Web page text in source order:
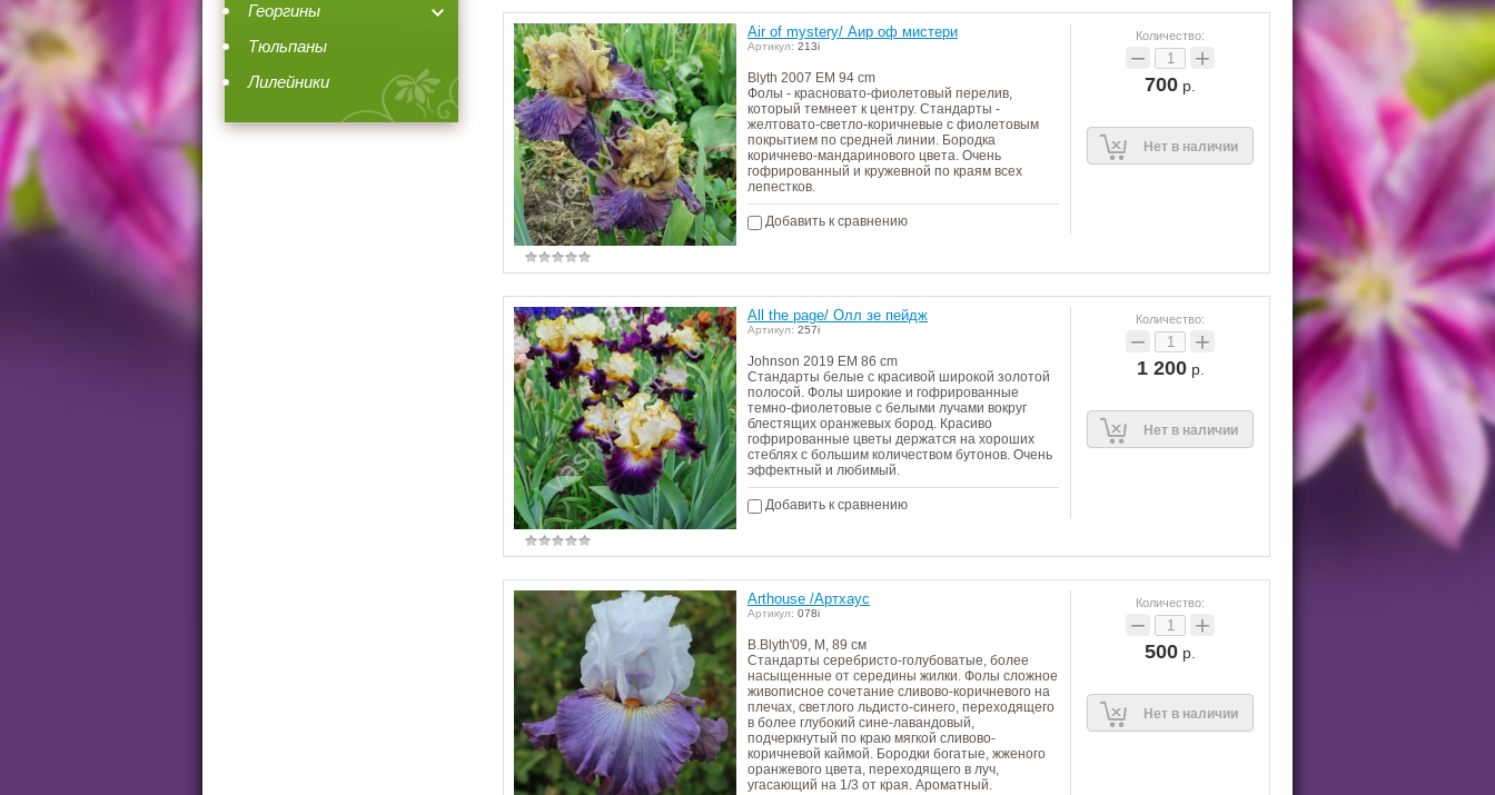
Количество:
− +
700 р.
Нет в наличии
Air of mystery/ Аир оф мистери
Артикул: 213i
Blyth 2007 EM 94 cm
Фолы - красновато-фиолетовый перелив,
который темнеет к центру. Стандарты -
желтовато-светло-коричневые с фиолетовым
покрытием по средней линии. Бородка
коричнево-мандаринового цвета. Очень
гофрированный и кружевной по краям всех
лепестков.
Добавить к сравнению
Количество:
− +
1 200р.
Нет в наличии
All the page/ Олл зе пейдж
Артикул: 257i
Johnson 2019 ЕM 86 cm
Стандарты белые с красивой широкой золотой
полосой. Фолы широкие и гофрированные
темно-фиолетовые с белыми лучами вокруг
блестящих оранжевых бород. Красиво
гофрированные цветы держатся на хороших
стеблях с большим количеством бутонов. Очень
эффектный и любимый.
Добавить к сравнению
Количество:
− +
500 р.
Нет в наличии
Arthouse /Артхаус
Артикул: 078i
B.Blyth'09, М, 89 см
Стандарты серебристо-голубоватые, более
насыщенные от середины жилки. Фолы сложное
живописное сочетание сливово-коричневого на
плечах, светлого льдисто-синего, переходящего
в более глубокий сине-лавандовый,
подчеркнутый по краю мягкой сливово-
коричневой каймой. Бородки богатые, жженого
оранжевого цвета, переходящего в луч,
угасающий на 1/3 от края. Ароматный.
Георгины
Тюльпаны
Лилейники